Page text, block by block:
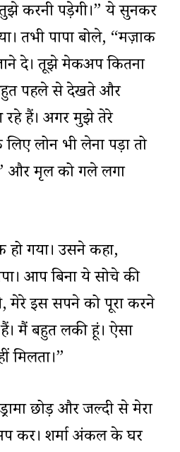
तुझे करनी पड़ेगी।” ये सुनकर
तभी पापा बोले, “मज़ाक
दे। तूझे मेकअप कितना
पहले से देखते और
हैं। अगर मुझे तेरे
लोन भी लेना पड़ा तो
और मृदुल को गले लगा
गया। उसने कहा,
आप बिना ये सोचे की
मेरे इस सपने को पूरा करने
मैं बहुत लकी हूं। ऐसा
मिलता।”
छोड़ और जल्दी से मेरा
कर। शर्मा अंकल के घर